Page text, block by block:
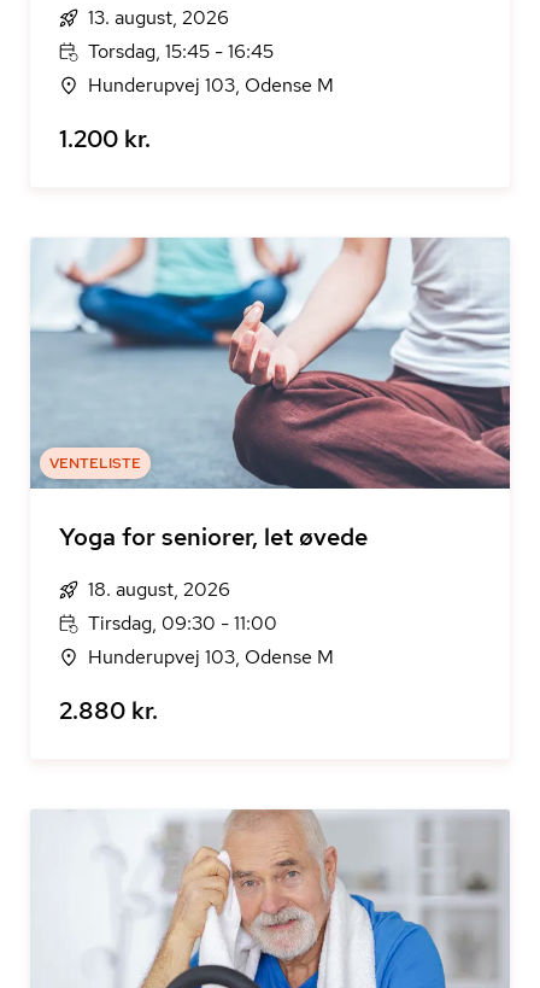
13. august, 2026
Torsdag, 15:45 - 16:45
Hunderupvej 103, Odense M
1.200 kr.
VENTELISTE
Yoga for seniorer, let øvede
18. august, 2026
Tirsdag, 09:30 - 11:00
Hunderupvej 103, Odense M
2.880 kr.